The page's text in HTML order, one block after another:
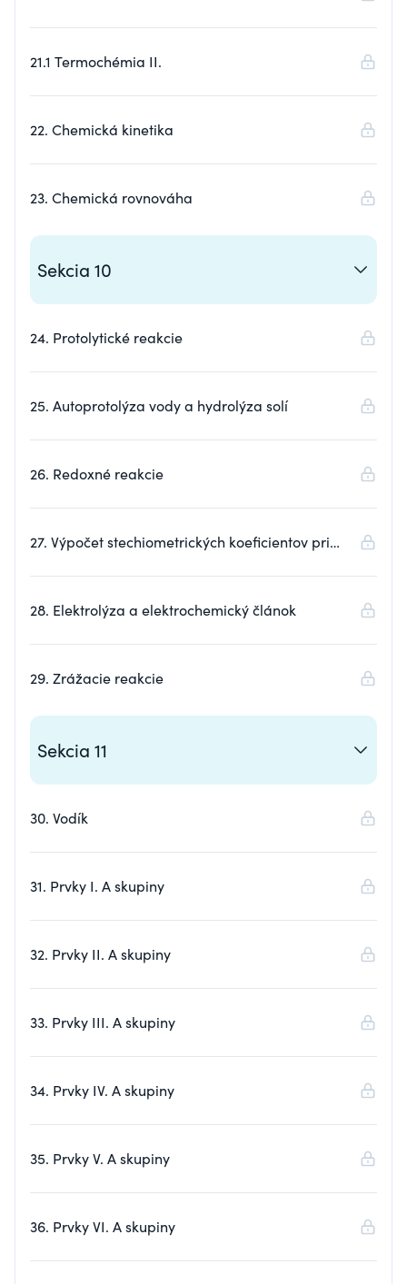
21.1 Termochémia II.
22. Chemická kinetika
23. Chemická rovnováha
Sekcia 10
24. Protolytické reakcie
25. Autoprotolýza vody a hydrolýza solí
26. Redoxné reakcie
27. Výpočet stechiometrických koeficientov pri
28. Elektrolýza a elektrochemický článok
29. Zrážacie reakcie
Sekcia 11
30. Vodík
31. Prvky I. A skupiny
32. Prvky II. A skupiny
33. Prvky III. A skupiny
34. Prvky IV. A skupiny
35. Prvky V. A skupiny
36. Prvky VI. A skupiny